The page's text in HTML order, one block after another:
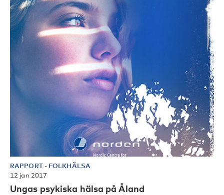
RAPPORT- FOLKHÄLSA
12 jan 2017
Ungas psykiska hälsa på Åland